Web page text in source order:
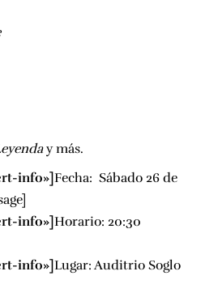
y más.
info»]Fecha: Sábado 26 de
info»]Horario: 20:30
info»]Lugar: Auditrio Soglo